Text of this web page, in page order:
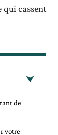
qui cassent
de
votre